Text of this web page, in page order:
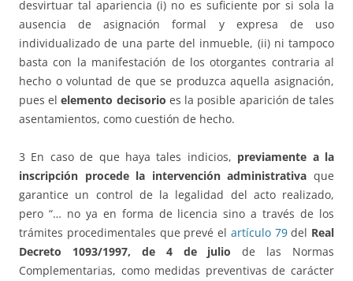
desvirtuar tal apariencia (i) no es suficiente por si sola la
ausencia de asignación formal y expresa de uso
individualizado de una parte del inmueble, (ii) ni tampoco
basta con la manifestación de los otorgantes contraria al
hecho o voluntad de que se produzca aquella asignación,
pues elelemento decisorio es la posible aparición de tales
asentamientos, como cuestión de hecho.
3 En caso de que haya tales indicios, previamente a la
inscripción procede la intervención administrativa que
garantice un control de la legalidad del acto realizado,
pero “… no ya en forma de licencia sino a través de los
trámites procedimentales que prevé el artículo 79del Real
Decreto 1093/1997, de 4 de juliode las Normas
Complementarias, como medidas preventivas de carácter